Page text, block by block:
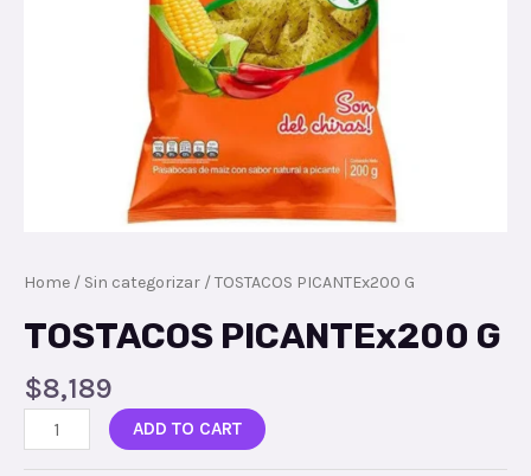
Home / Sin categorizar / TOSTACOS PICANTEx200 G
TOSTACOS PICANTEx200 G
$8,189
ADD TO CART